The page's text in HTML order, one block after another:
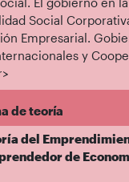
Social
Empresarial.
y
de teoría
del
de